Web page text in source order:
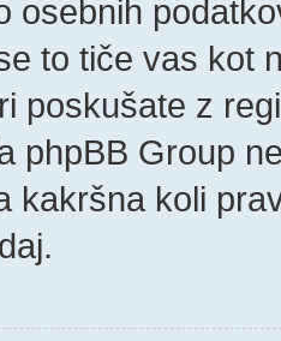
osebnih
to tiče vas kot
poskušate z
phpBB Group
kakršna koli